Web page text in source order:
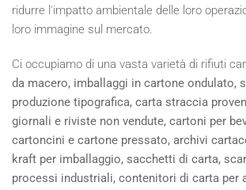
ridurre l'impatto ambientale delle loro
loro immagine sul mercato.
Ci occupiamo di una vasta varietà di rifiuti
da macero, imballaggi in cartone ondulato,
produzione tipografica, carta straccia
giornali e riviste non vendute, cartoni per
cartoncini e cartone pressato, archivi
kraft per imballaggio, sacchetti di carta,
processi industriali, contenitori di carta per